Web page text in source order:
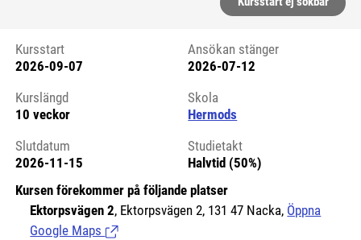
Kursstart 6124623
Kursstart
2026-09-07
Ansökan stänger
2026-07-12
Kurslängd
10 veckor
Skola
Hermods
Slutdatum
2026-11-15
Studietakt
Halvtid (50%)
Kursen förekommer på följande platser
Ektorpsvägen 2, Ektorpsvägen 2, 131 47 Nacka, Öppna
Google Maps (Länk till extern sida.)